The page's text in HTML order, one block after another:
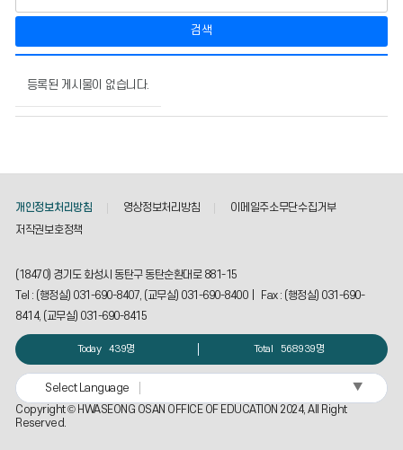
검색
세
준
게
시
호,
제
목,
작
성
등
록
일,
등록된 게시물이 없습니다.
개인정보처리방침 영상정보처리방침
이메일주소무단수집거부
저작권보호정책
(18470) 경기도 화성시 동탄구 동탄순환대로 881-15
Tel : (행정실) 031-690-8407, (교무실) 031-690-8400 | Fax : (행정실) 031-690-
8414, (교무실) 031-690-8415
Today 439명 Total 568939명
Select Language
▼
Copyright © HWASEONG OSAN OFFICE OF EDUCATION 2024, All Right
Reserved.